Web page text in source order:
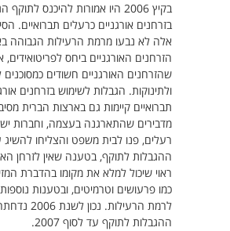
בקיץ 2006 היו אמורות להיכנס
בזרחנים אורגניים כרעלים תברואיים.
אלה לא נבעו מרמת הרעילות הגבוהה
הזרחנים האורגניים ביחס
שהזרחנים האורגניים חשודים כמסוכנים
ולתינוקות. הגבלות לשימוש בזרחנים
תברואיים קיימות גם בארצות הברית
מדבירים שהתארגנה בעצמה, וחברות
רעלים, פנו לבית משפט והצליחו להשיג
ההגבלות לתוקף, בטענה שאין לזרחן
ראוי שיכול למלא את מקומו בהדברת
כמו פרעושים וטרמיטים, ובטענות
לרמת הרעילות.
ההגבלות לתוקף עד לסוף 2007.